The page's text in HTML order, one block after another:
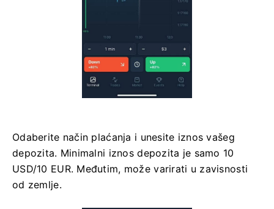
Odaberite način plaćanja i unesite iznos vašeg
depozita. Minimalni iznos depozita je samo 10
USD/10 EUR. Međutim, može varirati u zavisnosti
od zemlje.